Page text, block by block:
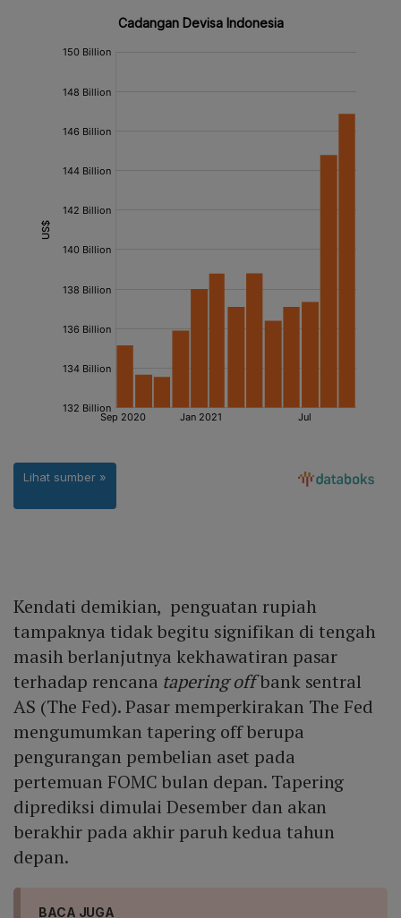
Kendati demikian, penguatan rupiah
tampaknya tidak begitu signifikan di tengah
masih berlanjutnya kekhawatiran pasar
terhadap rencana tapering offbank sentral
AS (The Fed). Pasar memperkirakan The Fed
mengumumkan tapering off berupa
pengurangan pembelian aset pada
pertemuan FOMC bulan depan. Tapering
diprediksi dimulai Desember dan akan
berakhir pada akhir paruh kedua tahun
depan.
BACA JUGA